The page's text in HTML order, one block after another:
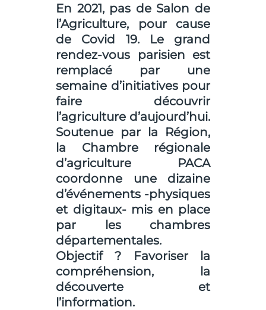
En 2021, pas de Salon de
l’Agriculture, pour cause
de Covid 19. Le grand
rendez-vous parisien est
remplacé par une
semaine d’initiatives pour
faire découvrir
l’agriculture d’aujourd’hui.
Soutenue par la Région,
la Chambre régionale
d’agriculture PACA
coordonne une dizaine
d’événements -physiques
et digitaux- mis en place
par les chambres
départementales.
Objectif ? Favoriser la
compréhension, la
découverte et
l’information.